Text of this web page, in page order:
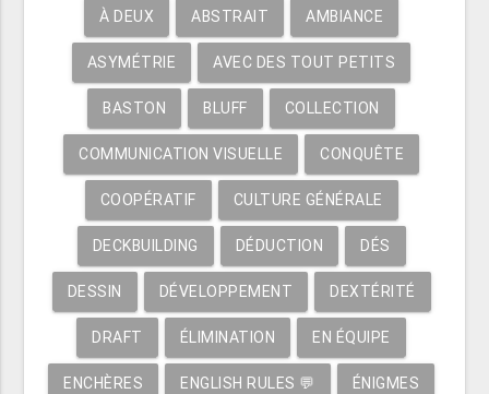
À DEUX ABSTRAIT AMBIANCE
ASYMÉTRIE AVEC DES TOUT PETITS
BASTON BLUFF COLLECTION
COMMUNICATION VISUELLE CONQUÊTE
COOPÉRATIF CULTURE GÉNÉRALE
DECKBUILDING DÉDUCTION DÉS
DESSIN DÉVELOPPEMENT DEXTÉRITÉ
DRAFT ÉLIMINATION EN ÉQUIPE
ENCHÈRES ENGLISH RULES 💬 ÉNIGMES